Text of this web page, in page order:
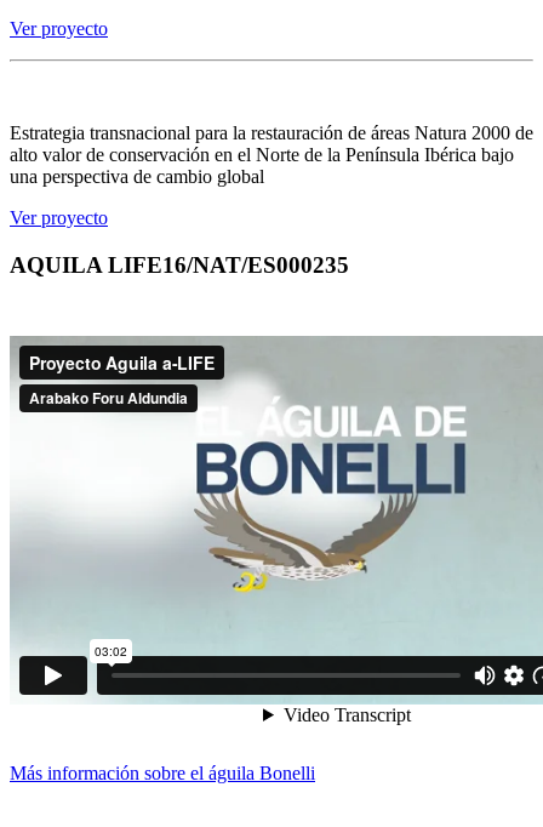
Ver proyecto
Estrategia transnacional para la restauración de áreas Natura 2000 de
alto valor de conservación en el Norte de la Península Ibérica bajo
una perspectiva de cambio global
Ver proyecto
AQUILA LIFE16/NAT/ES000235
Más información sobre el águila Bonelli